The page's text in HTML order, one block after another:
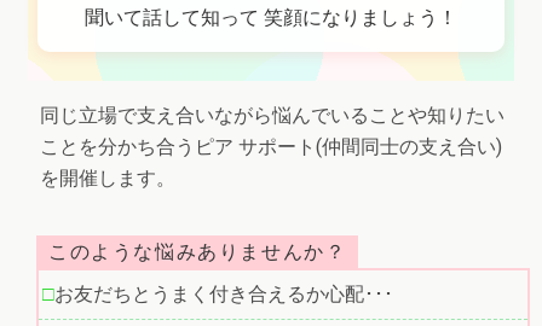
聞いて話して知って 笑顔になりましょう！
同じ立場で支え合いながら悩んでいることや知りたい
ことを分かち合うピア サポート(仲間同士の支え合い)
を開催します。
このような悩みありませんか？
お友だちとうまく付き合えるか心配･･･